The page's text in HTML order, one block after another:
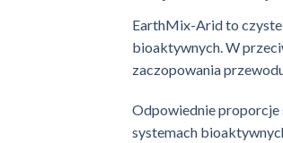
EarthMix-Arid to
bioaktywnych. W
zaczopowania
Odpowiednie proporcje
systemach